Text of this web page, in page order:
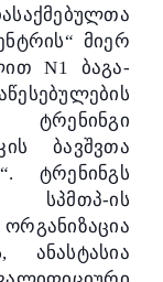
მიერ
N1 ბაგა-
ტრენინგი
ბავშვთა
ტრენინგს
სპმთპ-ის